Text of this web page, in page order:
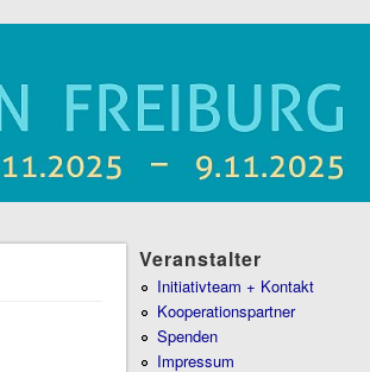
Veranstalter
Initiativteam + Kontakt
Kooperationspartner
Spenden
Impressum